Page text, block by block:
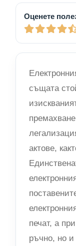
Оценете
същата
актове,
печат, а
ръчно, но и